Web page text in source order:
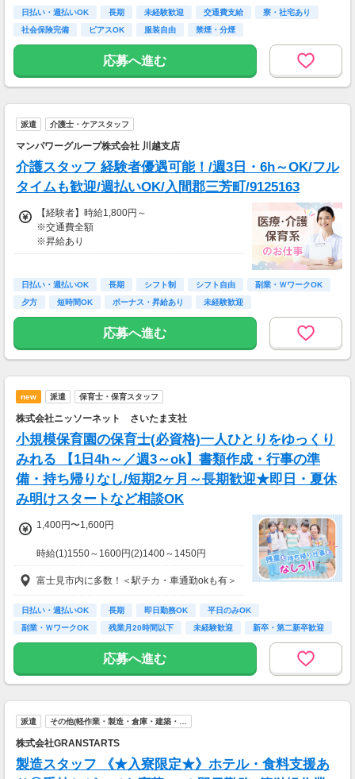
※学生は応募不可（卒業見込みで、社会人予定
日払い・週払いOK 長期 未経験歓迎 交通費支給
寮・社宅あり
社会保険完備
ピアスOK 服装自由 禁煙・分煙
応募へ進む
派遣 介護士・ケアスタッフ
マンパワーグループ株式会社 川越支店
介護スタッフ 経験者優遇可能！/週3日・6h～OK/フル
タイムも歓迎/週払いOK/入間郡三芳町/9125163
【経験者】時給1,800円～
※交通費全額
※昇給あり
◎日勤／経験者の場合
・日収(1,800*8)円（時給1,800円×8h）
※資格手当あり（時給50円～UP/資格の種類に
よって異なる）
支払方法：週払い
※週払いOK（規定あり）
→金曜日締め最短翌週火曜日にお給料GET♪
（稼働開始時は手続き完了次第となります）
交通費：別途全額支給
※車・バイク通勤に関して施設により異なる場
日払い・週払いOK 長期 シフト制 シフト自由
副業・ＷワークOK
夕方
短時間OK ボーナス・昇給あり 未経験歓迎
応募へ進む
new 派遣 保育士・保育スタッフ
株式会社ニッソーネット さいたま支社
小規模保育園の保育士(必資格)一人ひとりをゆっくり
みれる 【1日4h～／週3～ok】書類作成・行事の準
備・持ち帰りなし/短期2ヶ月～長期歓迎★即日・夏休
み明けスタートなど相談OK
1,400円〜1,600円
時給(1)1550～1600円(2)1400～1450円
(1)週40ｈ以上
(2)週40ｈ未満
【月収例】
281600円（時給1600円×8h×22日)
★シフト例：9-18時、7-11時、8-12時、9-16時
など
★短期2ヶ月～長期歓迎！
富士見市内に多数！＜駅チカ・車通勤okも有＞
日払い・週払いOK 長期 即日勤務OK
平日のみOK
副業・ＷワークOK
残業月20時間以下 未経験歓迎
新卒・第二新卒歓迎
フリーター歓迎
応募へ進む
派遣 その他(軽作業・製造・倉庫・建築・…
株式会社GRANSTARTS
製造スタッフ 《★入寮限定★》ホテル・食料支援あ